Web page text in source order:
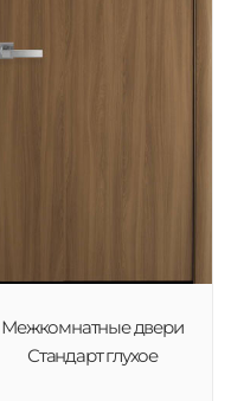
Межкомнатные двери
Стандарт глухое